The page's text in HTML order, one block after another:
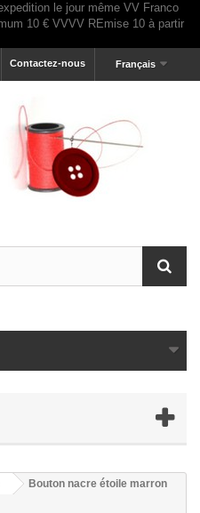
Français
Contactez-nous
Bouton nacre étoile marron